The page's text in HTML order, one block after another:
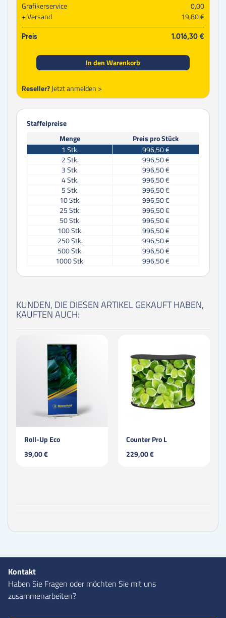
Grafikerservice
0,00
Versand
19,80 €
Preis 1.016,30 €
In den Warenkorb
Reseller?Jetzt anmelden >
Staffelpreise
Menge
Preis pro Stück
1 Stk.
996,50 €
2Stk.
996,50 €
3Stk.
996,50 €
4Stk.
996,50 €
5Stk.
996,50 €
10Stk.
996,50 €
25Stk.
996,50 €
50Stk.
996,50 €
100Stk.
996,50 €
250Stk.
996,50 €
500Stk.
996,50 €
1000Stk. 996,50 €
KUNDEN, DIE DIESEN ARTIKEL GEKAUFT HABEN,
KAUFTEN AUCH:
Roll-Up Eco
39,00 €
Counter Pro L
229,00 €
Kontakt
Haben Sie Fragen oder möchten Sie mit uns
zusammenarbeiten?